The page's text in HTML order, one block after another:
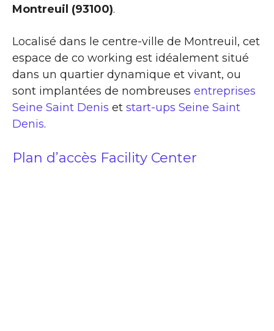
Montreuil (93100).
Localisé dans le centre-ville de Montreuil, cet
espace de co working est idéalement situé
dans un quartier dynamique et vivant, ou
sont implantées de nombreuses entreprises
Seine Saint Denis et start-ups Seine Saint
Denis.
Plan d’accès Facility Center